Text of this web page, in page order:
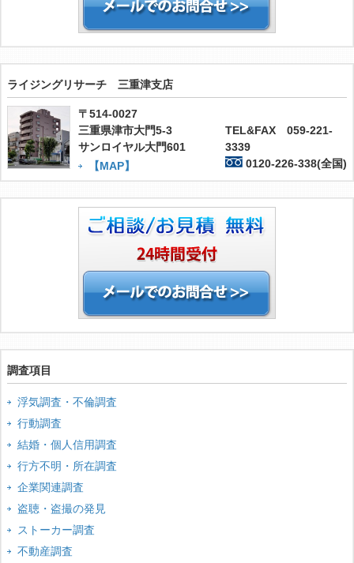
ライジングリサーチ 三重津支店
〒514-0027
三重県津市大門5-3
サンロイヤル大門601
【MAP】
TEL&FAX 059-221-
3339
0120-226-338(全国)
調査項目
浮気調査・不倫調査
行動調査
結婚・個人信用調査
行方不明・所在調査
企業関連調査
盗聴・盗撮の発見
ストーカー調査
不動産調査